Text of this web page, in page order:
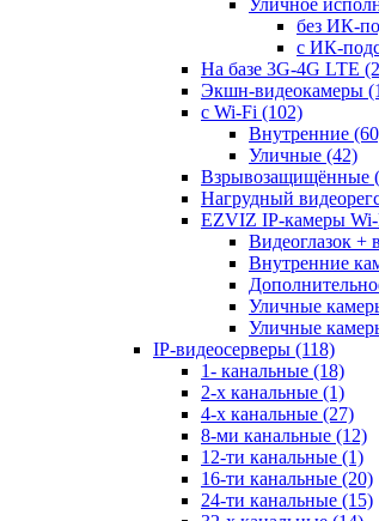
Уличное
без ИК-
с ИК-
На базе 3G-4G LTE
Экшн-видеокамеры
с Wi-Fi (102)
Внутренние
Уличные (42)
Взрывозащищённые
Нагрудный
EZVIZ IP-камеры
Видеоглазок +
Внутренние
Уличные
Уличные
IP-видеосерверы (118)
1- канальные (18)
2-х канальные (1)
4-х канальные (27)
8-ми канальные (12)
12-ти канальные (1)
16-ти канальные (20)
24-ти канальные (15)